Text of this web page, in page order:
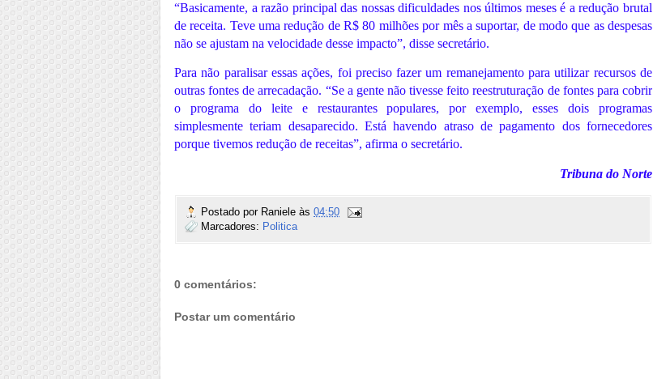
“Basicamente, a razão principal das nossas dificuldades nos últimos meses é a redução brutal
de receita. Teve uma redução de R$ 80 milhões por mês a suportar, de modo que as despesas
não se ajustam na velocidade desse impacto”, disse secretário.
Para não paralisar essas ações, foi preciso fazer um remanejamento para utilizar recursos de
outras fontes de arrecadação. “Se a gente não tivesse feito reestruturação de fontes para cobrir
o programa do leite e restaurantes populares, por exemplo, esses dois programas
simplesmente teriam desaparecido. Está havendo atraso de pagamento dos fornecedores
porque tivemos redução de receitas”, afirma o secretário.
Tribuna do Norte
Postado por Raniele às 04:50
Marcadores: Politica
0 comentários:
Postar um comentário